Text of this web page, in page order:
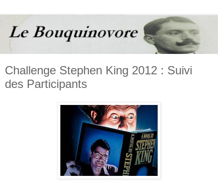
Challenge Stephen King 2012 : Suivi
des Participants